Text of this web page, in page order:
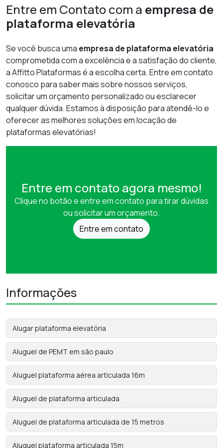
Entre em Contato com a empresa de
plataforma elevatória
Se você busca uma empresa de plataforma elevatória
comprometida com a excelência e a satisfação do cliente,
a Affitto Plataformas é a escolha certa. Entre em contato
conosco para saber mais sobre nossos serviços,
solicitar um orçamento personalizado ou esclarecer
qualquer dúvida. Estamos à disposição para atendê-lo e
oferecer as melhores soluções em locação de
plataformas elevatórias!
Entre em contato agora mesmo!
Clique no botão e entre em contato para tirar dúvidas
ou solicitar um orçamento.
Entre em contato
Informações
Alugar plataforma elevatória
Aluguel de PEMT em são paulo
Aluguel plataforma aérea articulada 16m
Aluguel de plataforma articulada
Aluguel de plataforma articulada de 15 metros
Aluguel plataforma articulada 15m